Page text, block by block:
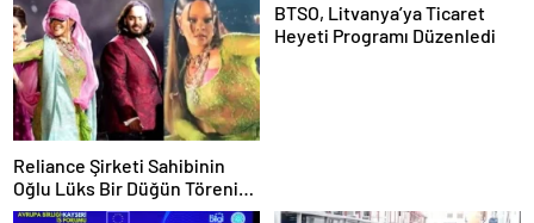
Reliance Şirketi Sahibinin
Oğlu Lüks Bir Düğün Töreni
Düzenledi
BTSO, Litvanya’ya Ticaret
Heyeti Programı Düzenledi